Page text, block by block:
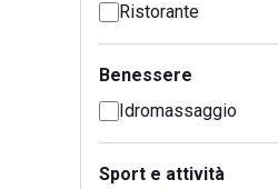
Ristorante
Benessere
Idromassaggio
Sport e attività